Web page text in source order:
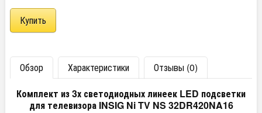
Обзор Характеристики
Отзывы (0)
Комплект из 3х светодиодных линеек LED подсветки
для телевизора INSIG Ni TV NS 32DR420NA16